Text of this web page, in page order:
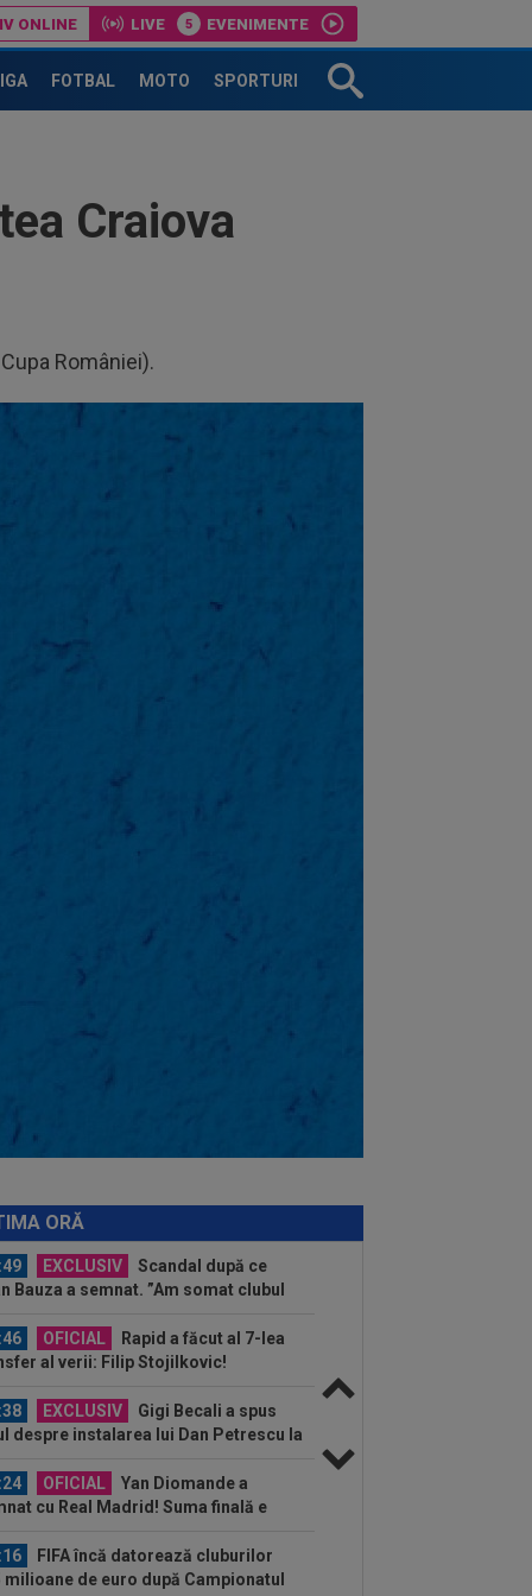
ONLINE LIVE EVENIMENTE
FOTBAL MOTO SPORTURI
Craiova
României).
ORĂ
Rapid a făcut al 7-lea
al verii: Filip Stojilkovic!
FIFA încă datorează cluburilor
și merge la Barcelona, după ce
uriașă în mercato
EXCLUSIV
Scandal după ce
Bauza a semnat. ”Am somat clubul
OFICIAL
Rapid a făcut al 7-lea
al verii: Filip Stojilkovic!
EXCLUSIV
Gigi Becali a spus
despre instalarea lui Dan Petrescu la
OFICIAL
Yan Diomande a
cu Real Madrid! Suma finală e
FIFA încă datorează cluburilor
milioane de euro după Campionatul